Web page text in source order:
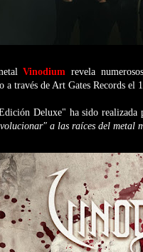
Vinodium revela
a través de Art Gates Records el
Deluxe" ha sido realizada
a las raíces del metal